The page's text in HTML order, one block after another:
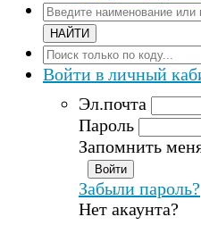
Войти в личный
Эл.почта
Пароль
Запомнить
Забыли пароль?
Нет акаунта?